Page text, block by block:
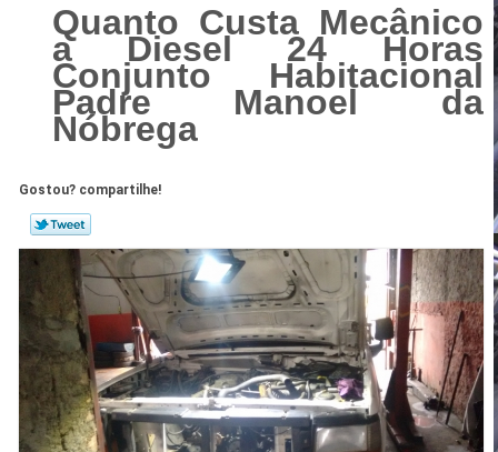
Quanto Custa Mecânico
a Diesel 24 Horas
Conjunto Habitacional
Padre Manoel da
Nóbrega
Gostou? compartilhe!